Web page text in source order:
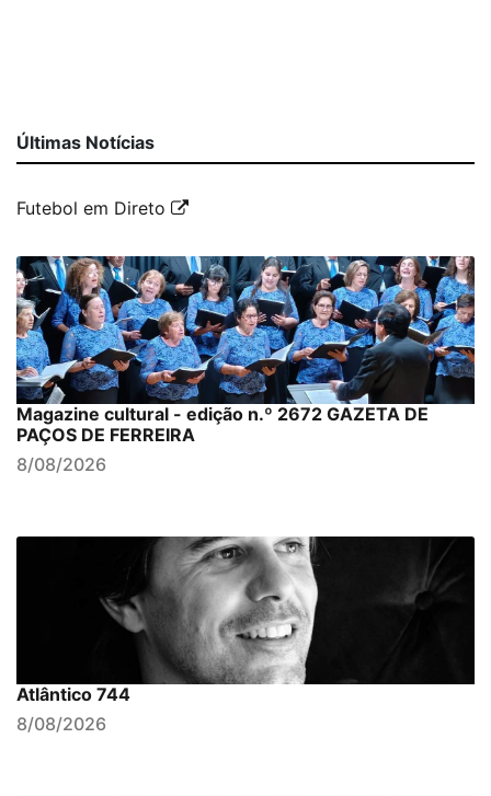
Últimas Notícias
Futebol em Direto
Magazine cultural - edição n.º 2672 GAZETA DE
PAÇOS DE FERREIRA
8/08/2026
Atlântico 744
8/08/2026